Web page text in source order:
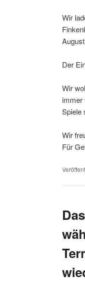
Wir
Der
Wir
immer
Spiele
Wir
Für